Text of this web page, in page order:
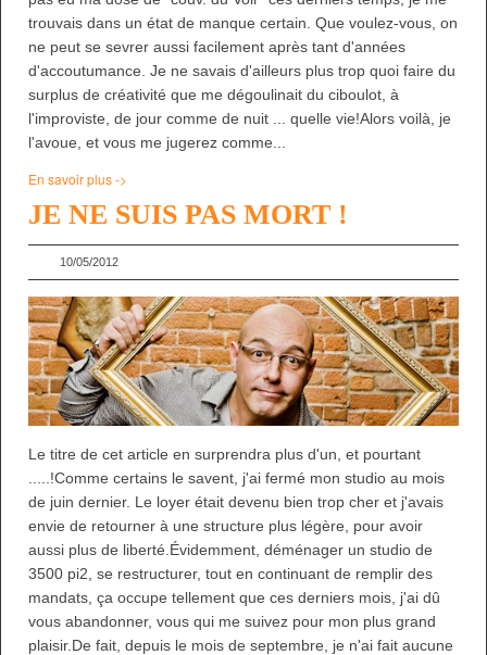
trouvais dans un état de manque certain. Que voulez-vous, on
ne peut se sevrer aussi facilement après tant d'années
d'accoutumance. Je ne savais d'ailleurs plus trop quoi faire du
surplus de créativité que me dégoulinait du ciboulot, à
l'improviste, de jour comme de nuit ... quelle vie!Alors voilà, je
l'avoue, et vous me jugerez comme...
En savoir plus ->
JE NE SUIS PAS MORT !
10/05/2012
Le titre de cet article en surprendra plus d'un, et pourtant
.....!Comme certains le savent, j'ai fermé mon studio au mois
de juin dernier. Le loyer était devenu bien trop cher et j'avais
envie de retourner à une structure plus légère, pour avoir
aussi plus de liberté.Évidemment, déménager un studio de
3500 pi2, se restructurer, tout en continuant de remplir des
mandats, ça occupe tellement que ces derniers mois, j'ai dû
vous abandonner, vous qui me suivez pour mon plus grand
plaisir.De fait, depuis le mois de septembre, je n'ai fait aucune